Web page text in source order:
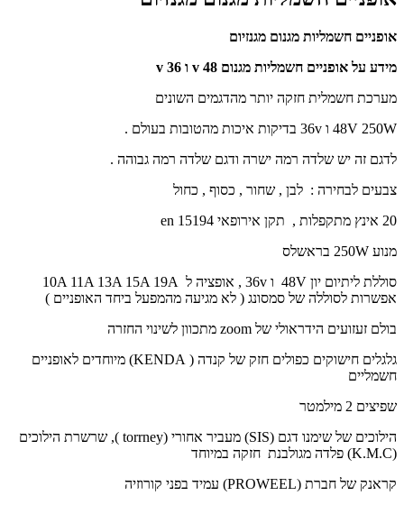
אופניים חשמליות מגנום מגנזיום
מידע על אופניים חשמליות מגנום 48 v ו 36 v
מערכת חשמלית חזקה יותר מהדגמים השונים
48V 250W ו 36v בדיקות איכות מהטובות בעולם .
לדגם זה יש שלדה רמה ישרה ודגם שלדה רמה גבוהה .
צבעים לבחירה : לבן , שחור , כסוף , כחול
20 אינץ מתקפלות , תקן אירופאי en 15194
מנוע 250W בראשלס
סוללת ליתיום יון 48V ו 36v , אופציה ל 10A 11A 13A 15A 19A
אפשרות לסוללה של סמסונג ( לא מגיעה מהמפעל ביחד האופניים )
בולם זעזועים הידראולי של zoom מתכוון לשינוי החזרה
גלגלים חישוקים כפולים חזק של קנדה ( KENDA) מיוחדים לאופניים
חשמליים
שפיצים 2 מילמטר
הילוכים של שימנו דגם (SIS) מעביר אחורי (torrney ), שרשרת הילוכים
(K.M.C) פלדה מגולבנת חזקה במיוחד
קראנק של חברת (PROWEEL) עמיד בפני קורוזיה